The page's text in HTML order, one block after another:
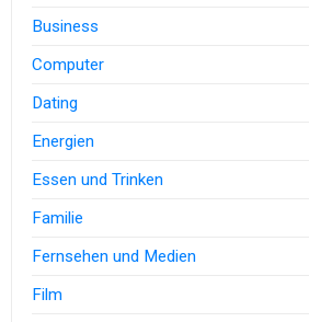
Business
Computer
Dating
Energien
Essen und Trinken
Familie
Fernsehen und Medien
Film